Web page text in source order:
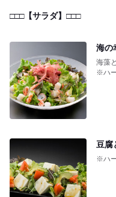
□□□【サラダ】□□□
海の
海藻
※ハ
豆腐
※ハ